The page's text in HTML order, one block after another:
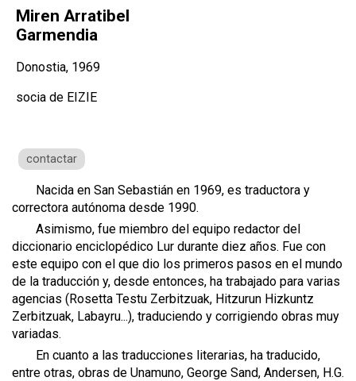
Miren Arratibel
Garmendia
Donostia, 1969
socia de EIZIE
contactar
Nacida en San Sebastián en 1969, es traductora y
correctora autónoma desde 1990.
Asimismo, fue miembro del equipo redactor del
diccionario enciclopédico Lur durante diez años. Fue con
este equipo con el que dio los primeros pasos en el mundo
de la traducción y, desde entonces, ha trabajado para varias
agencias (Rosetta Testu Zerbitzuak, Hitzurun Hizkuntz
Zerbitzuak, Labayru...), traduciendo y corrigiendo obras muy
variadas.
En cuanto a las traducciones literarias, ha traducido,
entre otras, obras de Unamuno, George Sand, Andersen, H.G.